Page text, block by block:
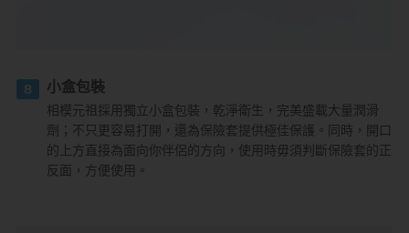
8 小盒包裝
相模元祖採用獨立小盒包裝，乾淨衛生，完美盛載大量潤滑
劑；不只更容易打開，還為保險套提供極佳保護。同時，開口
的上方直接為面向你伴侶的方向，使用時毋須判斷保險套的正
反面，方便使用。